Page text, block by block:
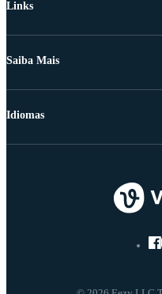
Links
Saiba Mais
Idiomas